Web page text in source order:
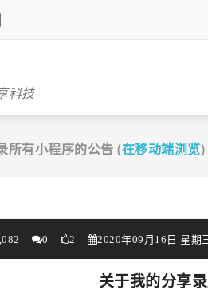
科技
所有小程序的公告 (在移动端浏览)
0 2 2020年09月16日 星期
关于我的分享